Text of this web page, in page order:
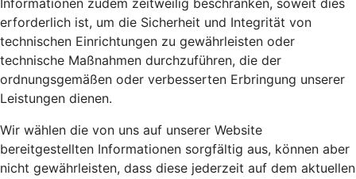
Informationen zudem zeitweilig beschränken, soweit dies
erforderlich ist, um die Sicherheit und Integrität von
technischen Einrichtungen zu gewährleisten oder
technische Maßnahmen durchzuführen, die der
ordnungsgemäßen oder verbesserten Erbringung unserer
Leistungen dienen.
Wir wählen die von uns auf unserer Website
bereitgestellten Informationen sorgfältig aus, können aber
nicht gewährleisten, dass diese jederzeit auf dem aktuellen